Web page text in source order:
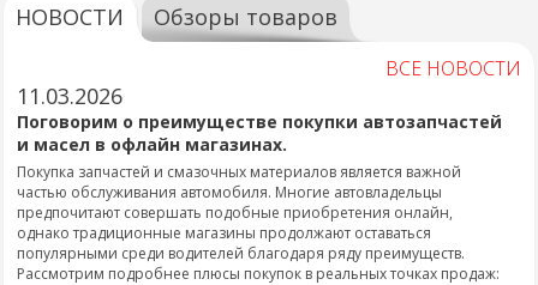
НОВОСТИ Обзоры товаров
ВСЕ НОВОСТИ
11.03.2026
Поговорим о преимуществе покупки автозапчастей
и масел в офлайн магазинах.
Покупка запчастей и смазочных материалов является важной
частью обслуживания автомобиля. Многие автовладельцы
предпочитают совершать подобные приобретения онлайн,
однако традиционные магазины продолжают оставаться
популярными среди водителей благодаря ряду преимуществ.
Рассмотрим подробнее плюсы покупок в реальных точках продаж: